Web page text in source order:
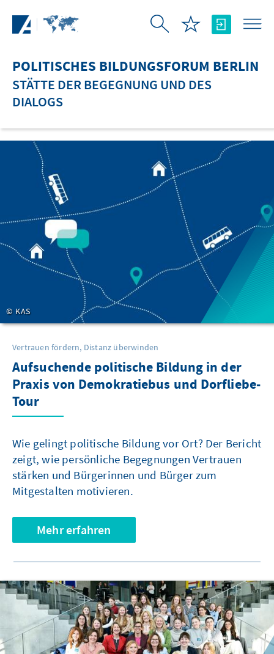
POLITISCHES BILDUNGSFORUM BERLIN
STÄTTE DER BEGEGNUNG UND DES
DIALOGS
KAS
Vertrauen fördern, Distanz überwinden
Aufsuchende politische Bildung in der
Praxis von Demokratiebus und Dorfliebe-
Tour
Wie gelingt politische Bildung vor Ort? Der Bericht
zeigt, wie persönliche Begegnungen Vertrauen
stärken und Bürgerinnen und Bürger zum
Mitgestalten motivieren.
Mehr erfahren